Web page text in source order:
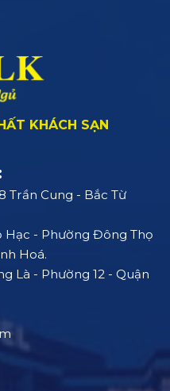
KHÁCH SẠN
Trần Cung - Bắc Từ
Hạc - Phường Đông Thọ
Hoá.
Là - Phường 12 - Quận